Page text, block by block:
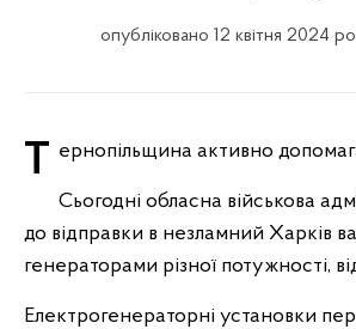
опубліковано 12 квітня 2024
Тернопільщина активно
Сьогодні обласна військова
до відправки в незламний Харків
генераторами різної потужності,
Електрогенераторні установки